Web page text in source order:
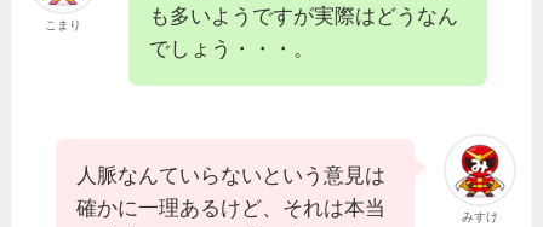
こまり
も多いようですが実際はどうなん
でしょう・・・。
みすけ
人脈なんていらないという意見は
確かに一理あるけど、それは本当